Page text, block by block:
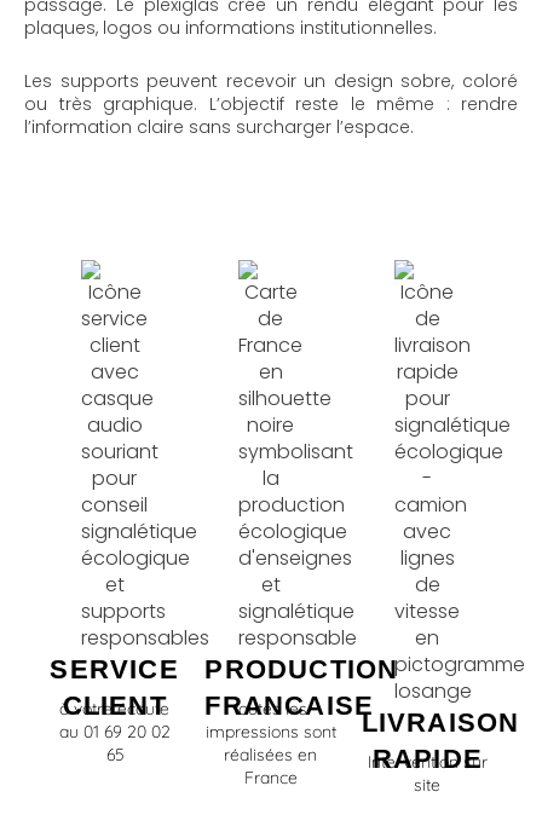
passage. Le plexiglas crée un rendu élégant pour les
plaques, logos ou informations institutionnelles.
Les supports peuvent recevoir un design sobre, coloré
ou très graphique. L’objectif reste le même : rendre
l’information claire sans surcharger l’espace.
SERVICE
CLIENT
à votre écoute
au 01 69 20 02
65
PRODUCTION
FRANCAISE
toutes les
impressions sont
réalisées en
France
LIVRAISON
RAPIDE
Intervention sur
site